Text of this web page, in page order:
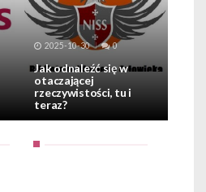
2025-10-30 0
Jak odnaleźć się w
otaczającej
rzeczywistości, tu i
teraz?